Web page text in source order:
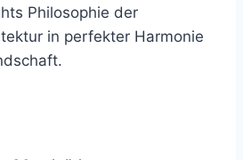
Philosophie der
in perfekter Harmonie